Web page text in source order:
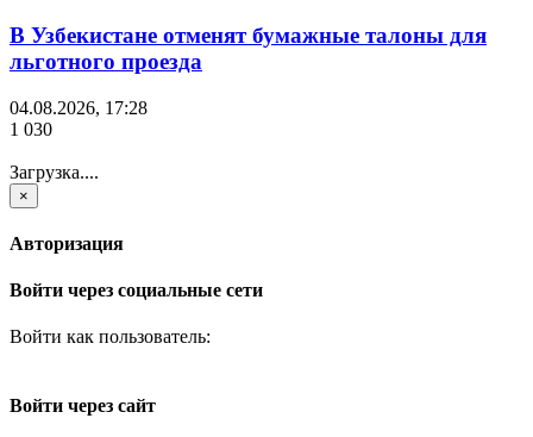
В Узбекистане отменят бумажные талоны для
льготного проезда
04.08.2026, 17:28
1 030
Загрузка....
×
Авторизация
Войти через социальные сети
Войти как пользователь:
Войти через сайт